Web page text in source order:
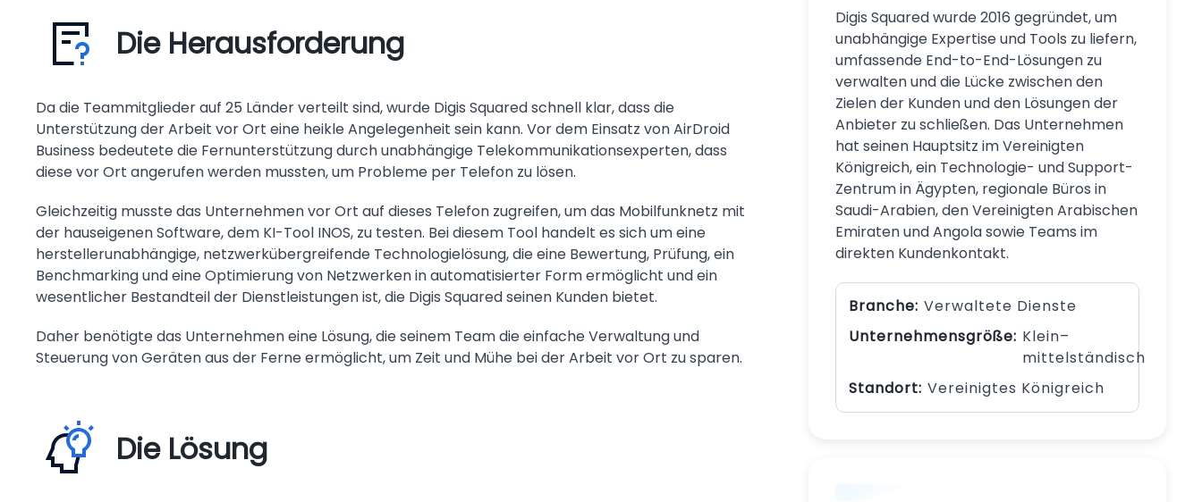
Die Herausforderung
Da die Teammitglieder auf 25 Länder verteilt sind, wurde Digis Squared schnell klar, dass die
Unterstützung der Arbeit vor Ort eine heikle Angelegenheit sein kann. Vor dem Einsatz von AirDroid
Business bedeutete die Fernunterstützung durch unabhängige Telekommunikationsexperten, dass
diese vor Ort angerufen werden mussten, um Probleme per Telefon zu lösen.
Gleichzeitig musste das Unternehmen vor Ort auf dieses Telefon zugreifen, um das Mobilfunknetz mit
der hauseigenen Software, dem KI-Tool INOS, zu testen. Bei diesem Tool handelt es sich um eine
herstellerunabhängige, netzwerkübergreifende Technologielösung, die eine Bewertung, Prüfung, ein
Benchmarking und eine Optimierung von Netzwerken in automatisierter Form ermöglicht und ein
wesentlicher Bestandteil der Dienstleistungen ist, die Digis Squared seinen Kunden bietet.
Daher benötigte das Unternehmen eine Lösung, die seinem Team die einfache Verwaltung und
Steuerung von Geräten aus der Ferne ermöglicht, um Zeit und Mühe bei der Arbeit vor Ort zu sparen.
Die Lösung
Digis Squared wurde 2016 gegründet, um
unabhängige Expertise und Tools zu liefern,
umfassende End-to-End-Lösungen zu
verwalten und die Lücke zwischen den
Zielen der Kunden und den Lösungen der
Anbieter zu schließen. Das Unternehmen
hat seinen Hauptsitz im Vereinigten
Königreich, ein Technologie- und Support-
Zentrum in Ägypten, regionale Büros in
Saudi-Arabien, den Vereinigten Arabischen
Emiraten und Angola sowie Teams im
direkten Kundenkontakt.
Branche: Verwaltete Dienste
Unternehmensgröße: Klein–
mittelständisch
Standort: Vereinigtes Königreich